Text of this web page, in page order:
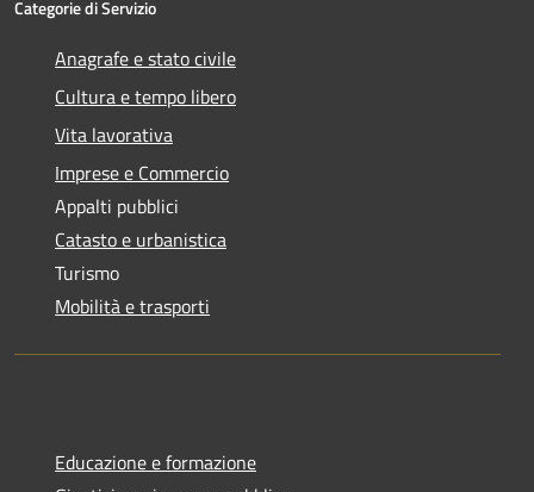
Categorie di Servizio
Anagrafe e stato civile
Cultura e tempo libero
Vita lavorativa
Imprese e Commercio
Appalti pubblici
Catasto e urbanistica
Turismo
Mobilità e trasporti
Educazione e formazione